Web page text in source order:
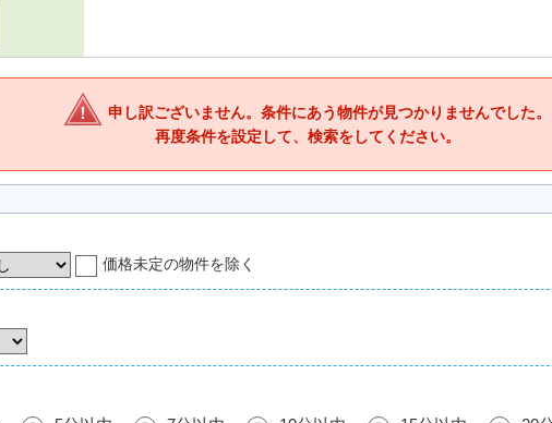
申し訳ございません。条件にあう物件が見つかりませんでした。
再度条件を設定して、検索をしてください。
価格未定の物件を除く